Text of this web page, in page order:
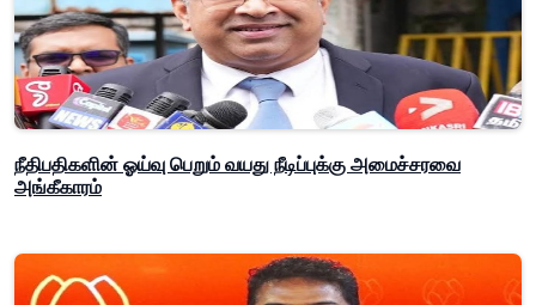
நீதிபதிகளின் ஓய்வு பெறும் வயது நீடிப்புக்கு அமைச்சரவை
அங்கீகாரம்